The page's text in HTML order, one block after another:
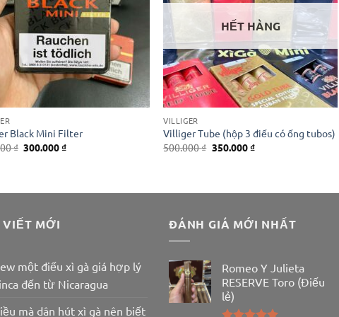
Black Mini Filter
₫ Giá
300.000₫Giá
HẾT HÀNG
VILLIGER
Villiger Tube (hộp 3 điếu có ống tubos)
500.000₫ Giá
350.000₫Giá
VIẾT MỚI
một điếu xì gà giá hợp lý
đến từ Nicaragua
mà dân hút xì gà nên biết
ĐÁNH GIÁ MỚI NHẤT
Romeo Y Julieta
RESERVE Toro (Điếu
lẻ)